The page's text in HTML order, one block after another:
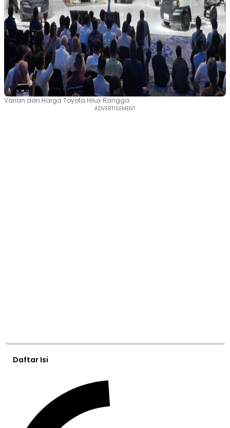
Varian dan Harga Toyota Hilux Rangga
Daftar Isi